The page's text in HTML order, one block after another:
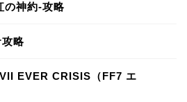
神約-攻略
略
EVER CRISIS（FF7 エ